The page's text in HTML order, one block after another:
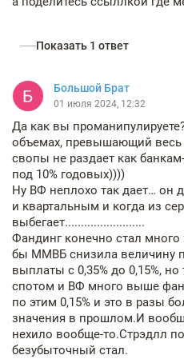
Показать 1 ответ
Большой Брат
01 июля 2024, 12:32
Да как вы
объемах, превышающий
свопы не раздает как
под 10% годовых))))
Ну ВФ неплохо так дает… он
и квартальным и когда из
выбегает.........................
Фандинг конечно стал
бы ММВБ снизила величину
выплаты с 0,35% до 0,15%,
спотом и ВФ много выше
по этим 0,15% и это в разы
значения в прошлом.И
нехило вообще-то.Стрэдлл
безубыточный стал.